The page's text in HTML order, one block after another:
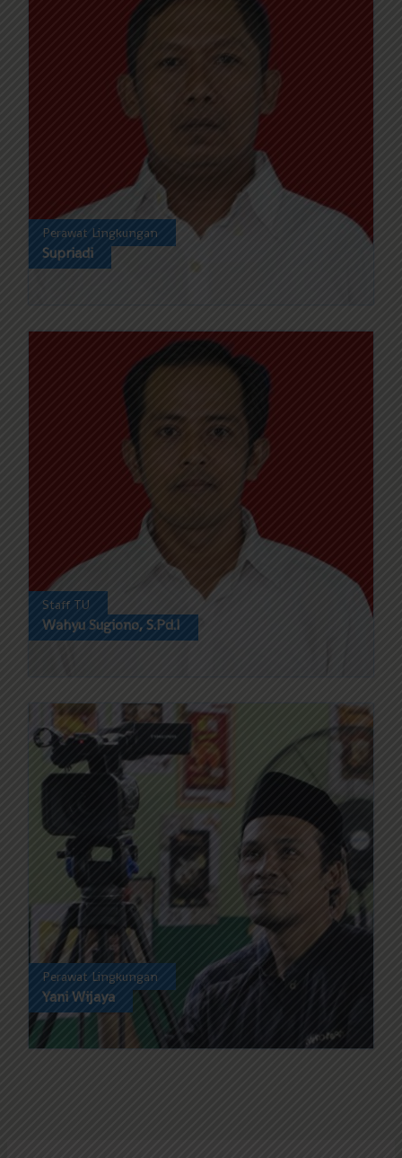
Perawat Lingkungan
Supriadi
Staff TU
Wahyu Sugiono, S.Pd.I
Perawat Lingkungan
Yani Wijaya